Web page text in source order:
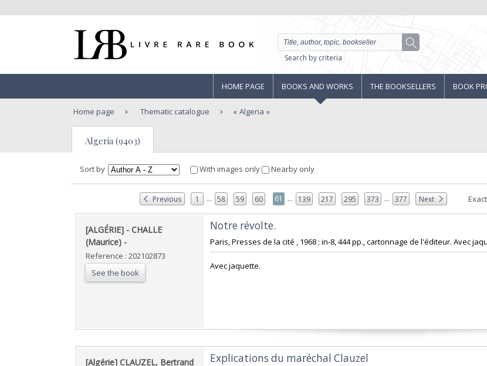
Search by criteria
HOME PAGE BOOKS AND WORKS THE BOOKSELLERS BOOK
Home page Thematic catalogue Algeria
Algeria (9403)
Sort by With images only Nearby only
Previous 1 ... 58 59 60 61 ... 139 217 295 373 ... 377 Next
‎[ALGÉRIE] - CHALLE
(Maurice) - ‎
Reference : 202102873
See the book
‎Notre révolte. ‎
‎Paris, Presses de la cité , 1968 ; in-8, 444 pp., cartonnage de l'éditeur. Avec
‎Avec jaquette.‎
‎[Algérie] CLAUZEL, Bertrand‎ ‎Explications du maréchal Clauzel‎